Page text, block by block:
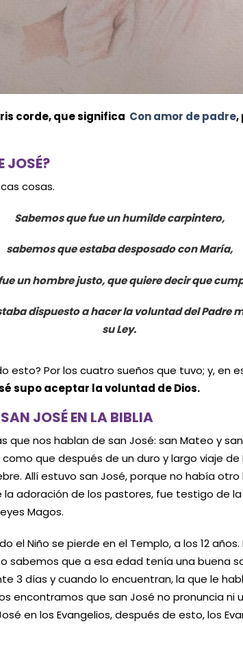
corde, que significa Con amor de padre,
JOSÉ?
cosas.
Sabemos que fue un humilde carpintero,
sabemos que estaba desposado con María,
un hombre justo, que quiere decir que
dispuesto a hacer la voluntad del Padre
su Ley.
esto? Por los cuatro sueños que tuvo; y, en
supo aceptar la voluntad de Dios.
JOSÉ EN LA BIBLIA
que nos hablan de san José: san Mateo y
que después de un duro y largo viaje de
Allí estuvo san José, porque no había
adoración de los pastores, fue testigo de
Magos.
el Niño se pierde en el Templo, a los 12
sabemos que a esa edad tenía una buena
3 días y cuando lo encuentran, la que le
encontramos que san José no pronuncia ni
en los Evangelios, después de esto, los